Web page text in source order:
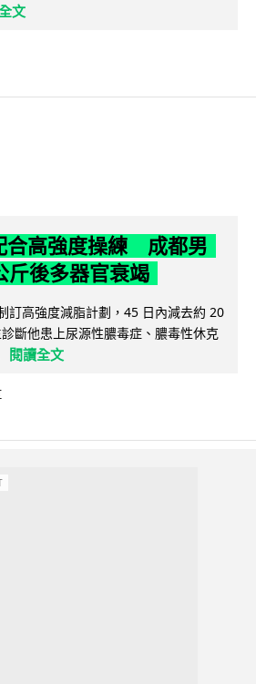
文
合高強度操練 成都男
後多器官衰竭
訂高強度減脂計劃，45 日內減去約 20
斷他患上尿源性膿毒症、膿毒性休克
閱讀全文